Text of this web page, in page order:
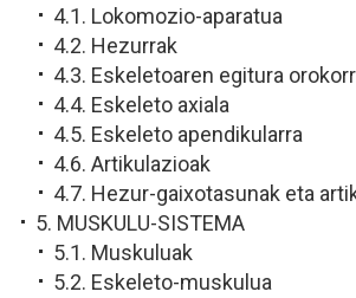
4.1. Lokomozio-aparatua
4.2. Hezurrak
4.3. Eskeletoaren egitura
4.4. Eskeleto axiala
4.5. Eskeleto apendikularra
4.6. Artikulazioak
4.7. Hezur-gaixotasunak eta
5. MUSKULU-SISTEMA
5.1. Muskuluak
5.2. Eskeleto-muskulua